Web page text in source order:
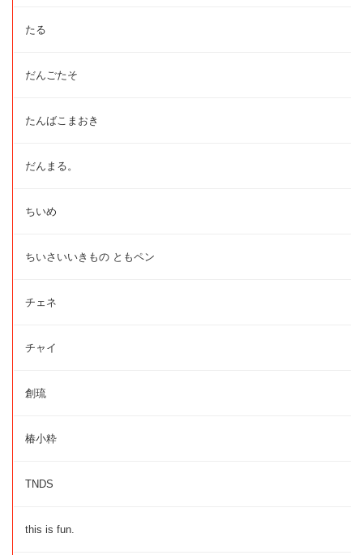
たる
だんごたそ
たんばこまおき
だんまる。
ちいめ
ちいさいいきもの ともペン
チェネ
チャイ
創琉
椿小粋
TNDS
this is fun.